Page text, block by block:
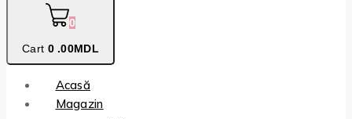
0
Cart 0 .00MDL
Acasă
Magazin